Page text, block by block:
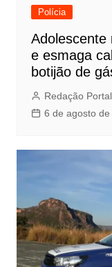
Polícia
Adolescente
e esmaga
botijão de
Redação
6 de agosto de